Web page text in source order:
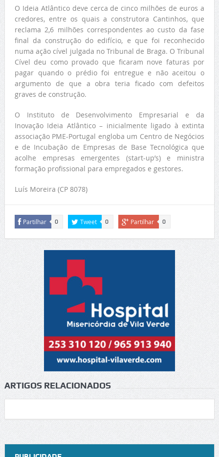
O Ideia Atlântico deve cerca de cinco milhões de euros a
credores, entre os quais a construtora Cantinhos, que
reclama 2,6 milhões correspondentes ao custo da fase
final da construção do edifício, e que foi reconhecido
numa ação cível julgada no Tribunal de Braga. O Tribunal
Cível deu como provado que ficaram nove faturas por
pagar quando o prédio foi entregue e não aceitou o
argumento de que a obra teria ficado com defeitos
graves de construção.
O Instituto de Desenvolvimento Empresarial e da
Inovação Ideia Atlântico – inicialmente ligado à extinta
associação PME-Portugal engloba um Centro de Negócios
e de Incubação de Empresas de Base Tecnológica que
acolhe empresas emergentes (start-up’s) e ministra
formação profissional para empregados e gestores.
Luís Moreira (CP 8078)
Partilhar 0 Tweet 0 Partilhar 0
ARTIGOS RELACIONADOS